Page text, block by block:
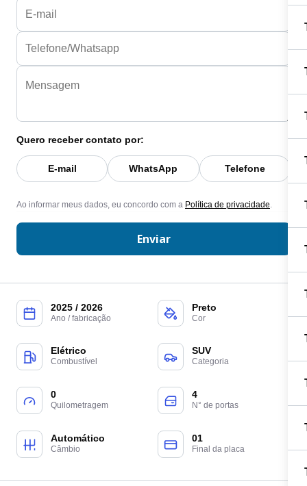
2025 / 2026
Ano / fabricação
Preto
Cor
Elétrico
Combustível
SUV
Categoria
0
Quilometragem
4
N° de portas
Automático
Câmbio
01
Final da placa
Quero receber contato por:
E-mail WhatsApp Telefone
Ao informar meus dados, eu concordo com a Política de privacidade
Enviar